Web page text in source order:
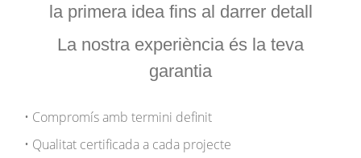
la primera idea fins al darrer detall
La nostra experiència és la teva
garantia
• Compromís amb termini definit
• Qualitat certificada a cada projecte